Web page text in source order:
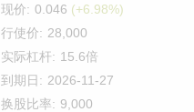
现价: 0.046 (+6.98%)
行使价: 28,000
实际杠杆: 15.6倍
到期日: 2026-11-27
换股比率: 9,000